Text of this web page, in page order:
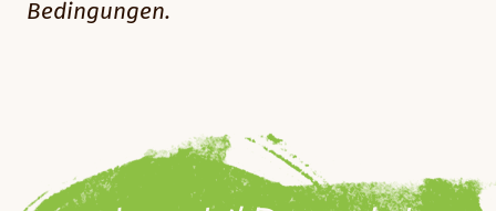
Bedingungen.